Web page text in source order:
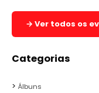
→ Ver todos os
Categorias
Álbuns